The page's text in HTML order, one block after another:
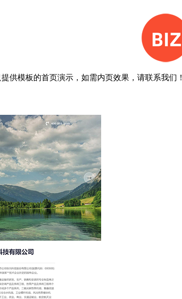
供模板的首页演示，如需内页效果，请联系我们！